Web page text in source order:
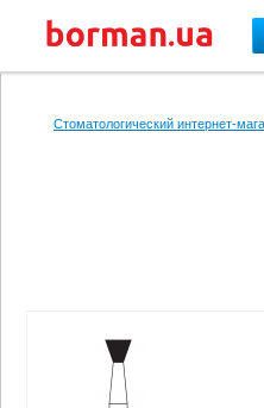
Стоматологический интернет-